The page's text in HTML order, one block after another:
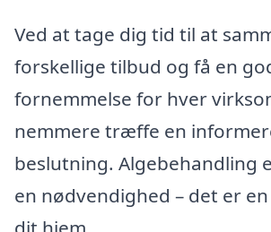
Ved at tage dig tid til at
forskellige tilbud og få en
fornemmelse for hver
nemmere træffe en
beslutning. Algebehandling
en nødvendighed – det er